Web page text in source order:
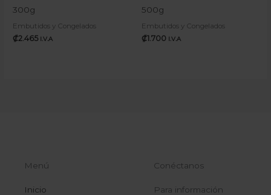
300g
Embutidos y Congelados
₡2.465 I.V.A
500g
Embutidos y Congelados
₡1.700 I.V.A
Menú
Inicio
Conéctanos
Para información